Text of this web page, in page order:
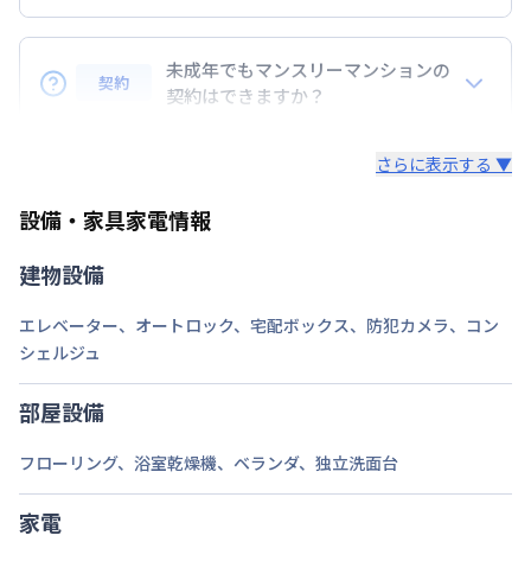
次回更新日
情報更新日より14日以内
BraTToの運営するマンスリーマンションのお支払い
は、指定口座へのお振込み・当社での現金払い、クレ
ジットカード払い（DCカード、VISAカード、Master
契約
未成年でもマンスリーマンションの
契約はできますか？
さらに表示する ▼
設備・家具家電情報
建物設備
エレベーター、 オートロック、 宅配ボックス、 防犯カメラ、 コン
シェルジュ
部屋設備
フローリング、 浴室乾燥機、 ベランダ、 独立洗面台
家電